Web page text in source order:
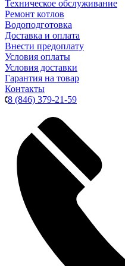
Техническое обслуживание
Ремонт котлов
Водоподготовка
Доставка и оплата
Внести предоплату
Условия оплаты
Условия доставки
Гарантия на товар
Контакты
8 (846) 379-21-59